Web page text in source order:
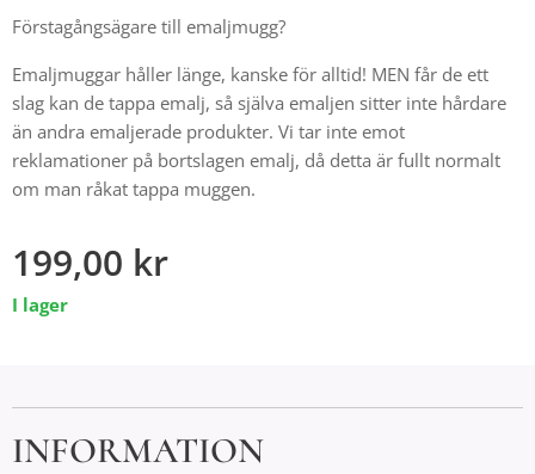
Förstagångsägare till emaljmugg?
Emaljmuggar håller länge, kanske för alltid! MEN får de ett
slag kan de tappa emalj, så själva emaljen sitter inte hårdare
än andra emaljerade produkter. Vi tar inte emot
reklamationer på bortslagen emalj, då detta är fullt normalt
om man råkat tappa muggen.
199,00 kr
I lager
INFORMATION